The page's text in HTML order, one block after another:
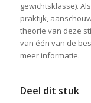
gewichtsklasse).
praktijk,
theorie van deze
van één van de
meer informatie.
Deel dit stuk